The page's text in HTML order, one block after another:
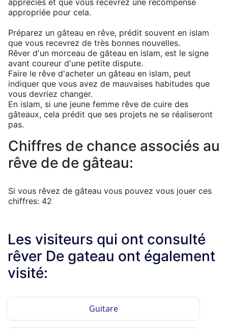
appréciés et que vous recevrez une récompense
appropriée pour cela.
Préparez un gâteau en rêve, prédit souvent en islam
que vous recevrez de très bonnes nouvelles.
Rêver d'un morceau de gâteau en islam, est le signe
avant coureur d'une petite dispute.
Faire le rêve d'acheter un gâteau en islam, peut
indiquer que vous avez de mauvaises habitudes que
vous devriez changer.
En islam, si une jeune femme rêve de cuire des
gâteaux, cela prédit que ses projets ne se réaliseront
pas.
Chiffres de chance associés au
rêve de de gâteau:
Si vous rêvez de gâteau vous pouvez vous jouer ces
chiffres: 42
Les visiteurs qui ont consulté
rêver De gateau ont également
visité:
Guitare